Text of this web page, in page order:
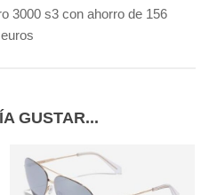
3000 s3 con ahorro de 156
euros
GUSTAR...